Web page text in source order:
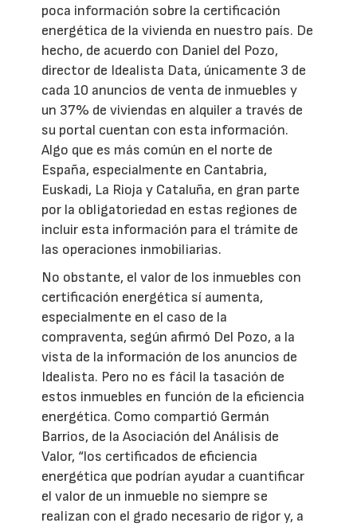
poca información sobre la certificación
energética de la vivienda en nuestro país. De
hecho, de acuerdo con Daniel del Pozo,
director de Idealista Data, únicamente 3 de
cada 10 anuncios de venta de inmuebles y
un 37% de viviendas en alquiler a través de
su portal cuentan con esta información.
Algo que es más común en el norte de
España, especialmente en Cantabria,
Euskadi, La Rioja y Cataluña, en gran parte
por la obligatoriedad en estas regiones de
incluir esta información para el trámite de
las operaciones inmobiliarias.
No obstante, el valor de los inmuebles con
certificación energética sí aumenta,
especialmente en el caso de la
compraventa, según afirmó Del Pozo, a la
vista de la información de los anuncios de
Idealista. Pero no es fácil la tasación de
estos inmuebles en función de la eficiencia
energética. Como compartió Germán
Barrios, de la Asociación del Análisis de
Valor, “los certificados de eficiencia
energética que podrían ayudar a cuantificar
el valor de un inmueble no siempre se
realizan con el grado necesario de rigor y, a